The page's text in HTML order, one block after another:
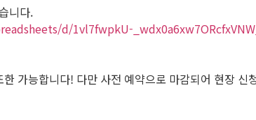
니다.
d/1vl7fwpkU-
가능합니다! 다만 사전 예약으로 마감되어 현장